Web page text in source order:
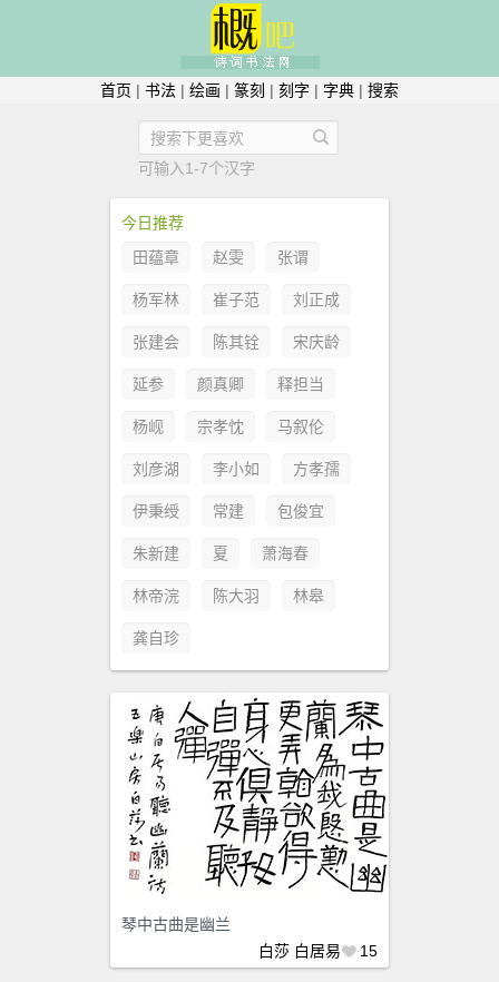
首页 | 书法 | 绘画 | 篆刻 | 刻字 | 字典 | 搜索
可输入1-7个汉字
今日推荐
田蕴章
赵雯 张谓
杨军林 崔子范 刘正成
张建会 陈其铨 宋庆龄
延参 颜真卿 释担当
杨岘 宗孝忱 马叙伦
刘彦湖 李小如 方孝孺
伊秉绶 常建 包俊宜
朱新建 夏 萧海春
林帝浣 陈大羽 林皋
龚自珍
琴中古曲是幽兰
白莎 白居易 15